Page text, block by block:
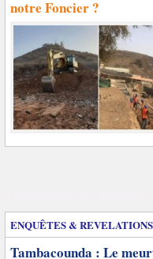
notre Foncier ?
ENQUÊTES & REVELATIONS
Tambacounda : Le